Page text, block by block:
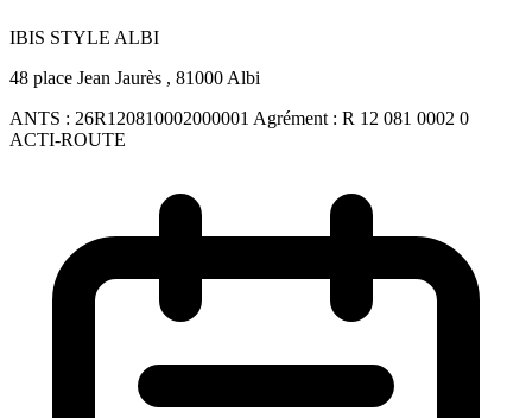
IBIS STYLE ALBI
48 place Jean Jaurès , 81000 Albi
ANTS : 26R120810002000001 Agrément : R 12 081 0002 0
ACTI-ROUTE